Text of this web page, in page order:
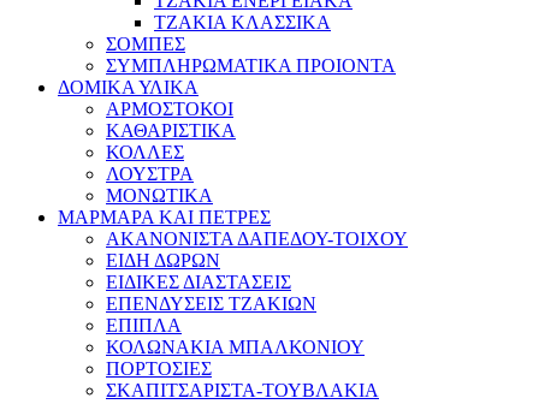
ΤΖΑΚΙΑ ΚΛΑΣΣΙΚΑ
ΣΟΜΠΕΣ
ΣΥΜΠΛΗΡΩΜΑΤΙΚΑ ΠΡΟΙΟΝΤΑ
ΔΟΜΙΚΑ ΥΛΙΚΑ
ΑΡΜΟΣΤΟΚΟΙ
ΚΑΘΑΡΙΣΤΙΚΑ
ΚΟΛΛΕΣ
ΛΟΥΣΤΡΑ
ΜΟΝΩΤΙΚΑ
ΜΑΡΜΑΡΑ ΚΑΙ ΠΕΤΡΕΣ
ΑΚΑΝΟΝΙΣΤΑ ΔΑΠΕΔΟΥ-ΤΟΙΧΟΥ
ΕΙΔΗ ΔΩΡΩΝ
ΕΙΔΙΚΕΣ ΔΙΑΣΤΑΣΕΙΣ
ΕΠΕΝΔΥΣΕΙΣ ΤΖΑΚΙΩΝ
ΕΠΙΠΛΑ
ΚΟΛΩΝΑΚΙΑ ΜΠΑΛΚΟΝΙΟΥ
ΠΟΡΤΟΣΙΕΣ
ΣΚΑΠΙΤΣΑΡΙΣΤΑ-ΤΟΥΒΛΑΚΙΑ